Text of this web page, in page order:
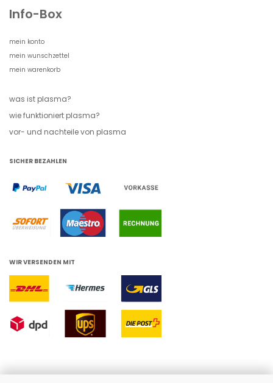
Info-Box
mein konto
mein wunschzettel
mein warenkorb
was ist plasma?
wie funktioniert plasma?
vor- und nachteile von plasma
SICHER BEZAHLEN
WIR VERSENDEN MIT